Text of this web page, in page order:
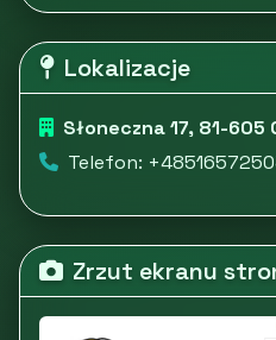
Lokalizacje
Słoneczna 17, 81-
Telefon:
Zrzut ekranu